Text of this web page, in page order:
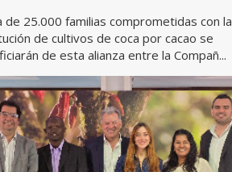
de 25.000 familias comprometidas con la
de cultivos de coca por cacao se
de esta alianza entre la Compañ...